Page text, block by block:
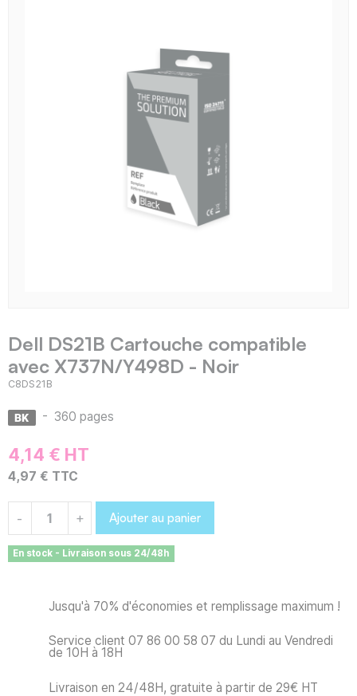
Dell DS21B Cartouche compatible
avec X737N/Y498D - Noir
C8DS21B
- 360 pages
4,14 € HT
4,97 € TTC
- + Ajouter au panier
En stock - Livraison sous 24/48h
Jusqu'à 70% d'économies et remplissage maximum !
Service client 07 86 00 58 07 du Lundi au Vendredi
de 10H à 18H
Livraison en 24/48H, gratuite à partir de 29€ HT